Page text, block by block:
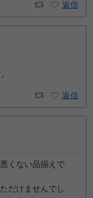
返信
返信
くない品揃えで
だけませんでし